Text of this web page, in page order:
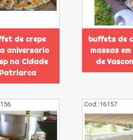
de crepe
aniversario
na Cidade
Patriarca
buffets de
massas
de
Cod.:16157